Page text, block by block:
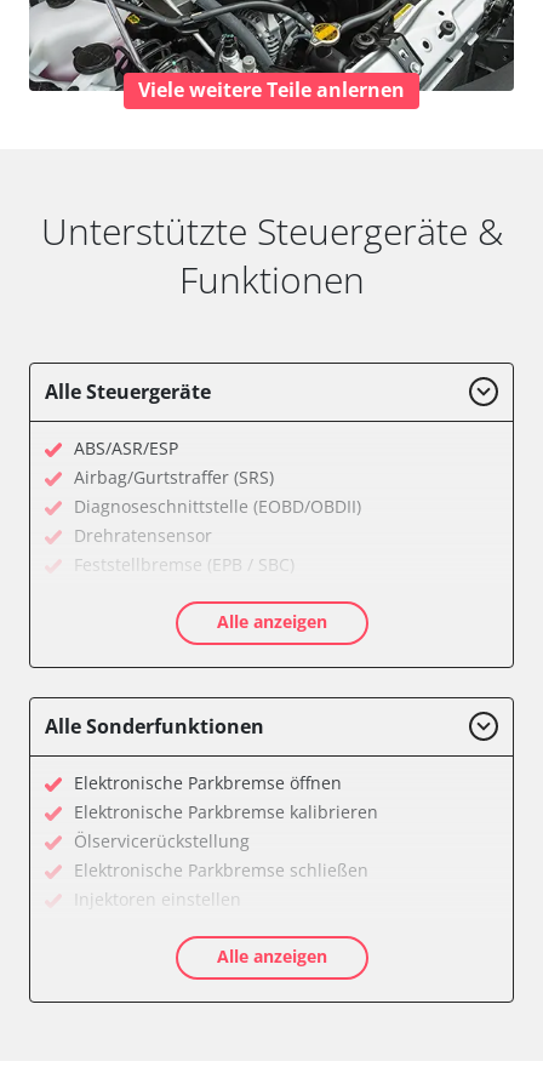
Viele weitere Teile anlernen
Unterstützte Steuergeräte &
Funktionen
Alle Steuergeräte
ABS/ASR/ESP
Airbag/Gurtstraffer (SRS)
Diagnoseschnittstelle (EOBD/OBDII)
Drehratensensor
Feststellbremse (EPB / SBC)
Informationsanzeige
Radio
Telefon-/Notruf-System
Wegfahrsperre
Zentralelektronik
Verfügbarkeit abhängig von Modell, Motorisierung, Ausstattung
Alle anzeigen
Alle Sonderfunktionen
Elektronische Parkbremse öffnen
Elektronische Parkbremse kalibrieren
Ölservicerückstellung
Elektronische Parkbremse schließen
Injektoren einstellen
Verfügbarkeit abhängig von Modell, Motorisierung, Ausstattung
Alle anzeigen